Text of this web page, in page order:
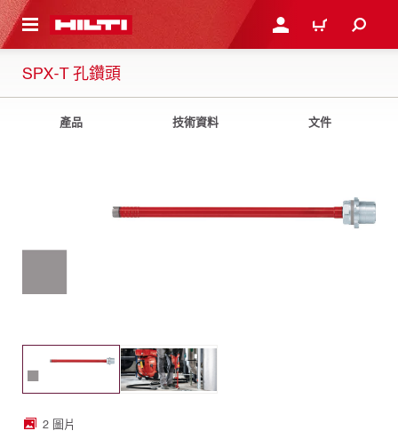
主要內容 登入或註冊購物車
SPX-T 孔鑽頭
產品 技術資料 文件
2 圖片